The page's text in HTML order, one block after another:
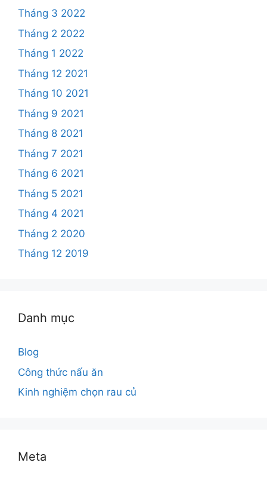
Tháng 3 2022
Tháng 2 2022
Tháng 1 2022
Tháng 12 2021
Tháng 10 2021
Tháng 9 2021
Tháng 8 2021
Tháng 7 2021
Tháng 6 2021
Tháng 5 2021
Tháng 4 2021
Tháng 2 2020
Tháng 12 2019
Danh mục
Blog
Công thức nấu ăn
Kinh nghiệm chọn rau củ
Meta